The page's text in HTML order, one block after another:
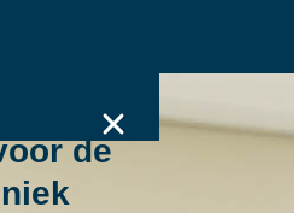
de